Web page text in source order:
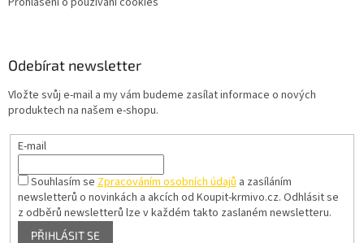
Odebírat newsletter
Vložte svůj e-mail a my vám budeme zasílat informace o nových
produktech na našem e-shopu.
E-mail
Souhlasím seZpracováním osobních údajůa zasíláním
newsletterů o novinkách a akcích od Koupit-krmivo.cz. Odhlásit se
z odběrů newsletterů lze v každém takto zaslaném newsletteru.
PŘIHLÁSIT SE